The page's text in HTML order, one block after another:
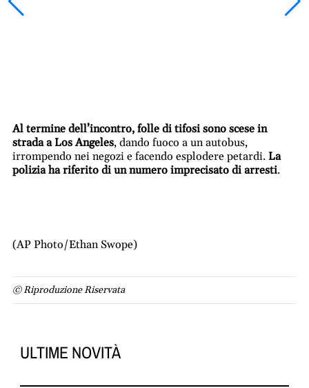
Al termine dell’incontro, folle di tifosi sono scese in
strada a Los Angeles, dando fuoco a un autobus,
irrompendo nei negozi e facendo esplodere petardi. La
polizia ha riferito di un numero imprecisato di arresti.
(AP Photo/Ethan Swope)
© Riproduzione Riservata
ULTIME NOVITÀ